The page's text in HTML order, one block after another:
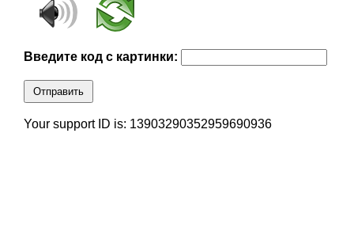
Введите код с картинки:
Отправить
Your support ID is: 13903290352959690936